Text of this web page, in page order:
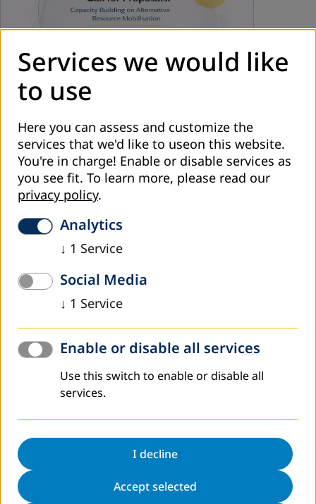
მარტი 2026
მოწვევა ალტერნატიული რესურსების
მობილიზების ტრენინგ-პროგრამის
განხორციელებაზე
DVV International Georgia აცხადებს ტენდერს და იწვევს
ტრენერთა გუნდებს ან ორგანიზაციებს ალტერნატიული
რესურსების მობილიზების თემაზე ტრენინგ…
იხილეთ მეტი
თებერვალი 2026
ექსპერტი(ებ)ის მოწვევა ტრენერთა აკადემიის
სასწავლო პროგრამის განვითარების მიზნით
DVV International საქართველო აცხადებს ტენდერს
ტრენერთა აკადემიის ტრენინგ-მოდულის შესაქმნელად.
ზრდასრულთა სწავლისა და განათლების (ALE) ხარისხის
ამაღლება…
იხილეთ მეტი
Services we would like
to use
Here you can assess and customize the
services that we'd like to useon this website.
You're in charge! Enable or disable services as
you see fit. To learn more, please read our
privacy policy.
Analytics
↓ 1 Service
Social Media
↓ 1 Service
Enable or disable all services
Use this switch to enable or disable all
services.
I decline
Accept selected